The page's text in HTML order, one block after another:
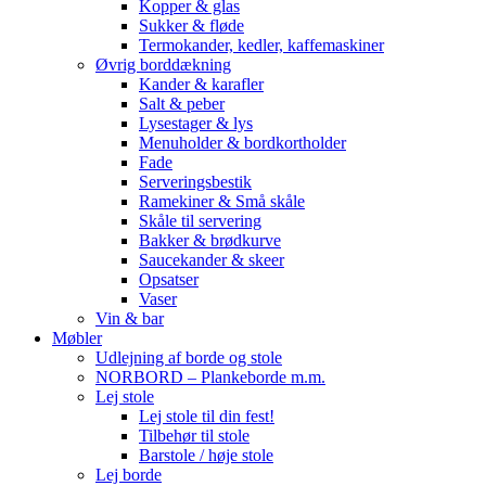
Kopper & glas
Sukker & fløde
Termokander, kedler, kaffemaskiner
Øvrig borddækning
Kander & karafler
Salt & peber
Lysestager & lys
Menuholder & bordkortholder
Fade
Serveringsbestik
Ramekiner & Små skåle
Skåle til servering
Bakker & brødkurve
Saucekander & skeer
Opsatser
Vaser
Vin & bar
Møbler
Udlejning af borde og stole
NORBORD – Plankeborde m.m.
Lej stole
Lej stole til din fest!
Tilbehør til stole
Barstole / høje stole
Lej borde